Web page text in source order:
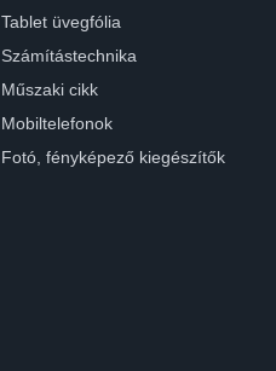
Tablet üvegfólia
Számítástechnika
Műszaki cikk
Mobiltelefonok
Fotó, fényképező kiegészítők